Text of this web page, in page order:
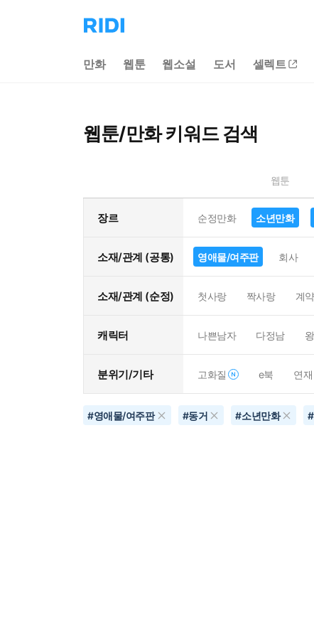
리
디
으
만화 웹툰 웹소설 도서 셀렉트
웹툰/만화 키워드 검색
웹툰
장르 순정만화 소년만화
소재/관계 (공통) 영애물/여주판 회사
소재/관계 (순정) 첫사랑 짝사랑 계
캐릭터 나쁜남자 다정남
분위기/기타 고화질 e북 연재
#영애물/여주판 #동거 #소년만화 #